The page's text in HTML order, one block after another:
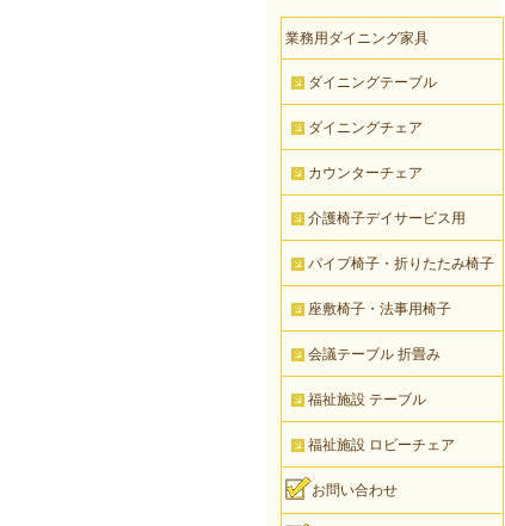
業務用ダイニング家具
ダイニングテーブル
ダイニングチェア
カウンターチェア
介護椅子デイサービス用
パイプ椅子・折りたたみ椅子
座敷椅子・法事用椅子
会議テーブル 折畳み
福祉施設 テーブル
福祉施設 ロビーチェア
お問い合わせ